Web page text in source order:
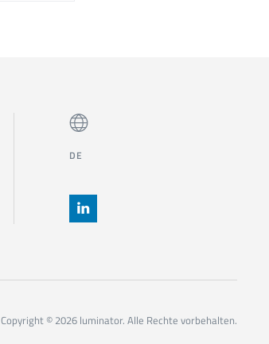
DE
Copyright © 2026 luminator. Alle Rechte vorbehalten.